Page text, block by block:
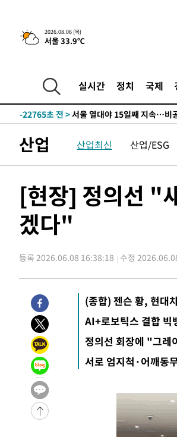
2026.08.06 (목)
서울 33.9℃
실시간 정치 국제
-26752초 전 >[속보]경찰, '홍명보 선임 논란'
색-26139초 전 >[속보]산업장관 "美무역법 제
-25204초 전 >
[속보]전남광주 초대 시민추천
-22765초 전 >
-21332초 전 >[속보]코스닥, 2.15포인트
-17762초 전 >
6월 경상수지 497.3억 달러…
-17713초 전 >서울 낮 39도 '폭염중대경보
-7248초 전 >[속보] 호르무즈 해협 이란-오만
우 0.49%↑
-5603초 전 >[속보] 이란 대통령 "지금 최고
임 3년 인터뷰
2시간 전 >
-31577초 전 >트럼프, 한국계 진보 주지사
-31555초 전 >"美간섭에 합의 지연"…트럼
-28075초 전 >
[속보]산업장관 "李정부, 원
-26772초 전 >
[속보]경찰, '홍명보 선임 논란
-26159초 전 >
-25952초 전 >
[속보]코스피 매도사이드카
-25224초 전 >
[속보]전남광주 초대 시민추
-22785초 전 >
-21352초 전 >
[속보]코스닥, 2.15포인트
-21335초 전 >
[속보]코스피, 119.51포인트
6월 경상수지 497.3억 달러…
산업 산업최신 산업/ESG
[현장] 정의선 "
겠다"
등록 2026.06.08 16:38:18 수정
(종합) 젠슨 황, 현대
AI+로보틱스 결합
정의선 회장에 "그
서로 엄지척·어깨